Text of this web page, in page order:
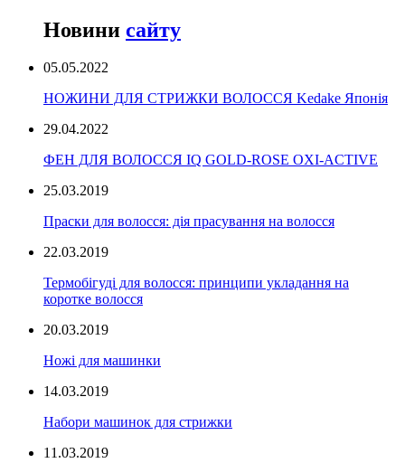
Новини сайту
05.05.2022
НОЖИНИ ДЛЯ СТРИЖКИ ВОЛОССЯ Kedake Японія
29.04.2022
ФЕН ДЛЯ ВОЛОССЯ IQ GOLD-ROSE OXI-ACTIVE
25.03.2019
Праски для волосся: дія прасування на волосся
22.03.2019
Термобігуді для волосся: принципи укладання на
коротке волосся
20.03.2019
Ножі для машинки
14.03.2019
Набори машинок для стрижки
11.03.2019